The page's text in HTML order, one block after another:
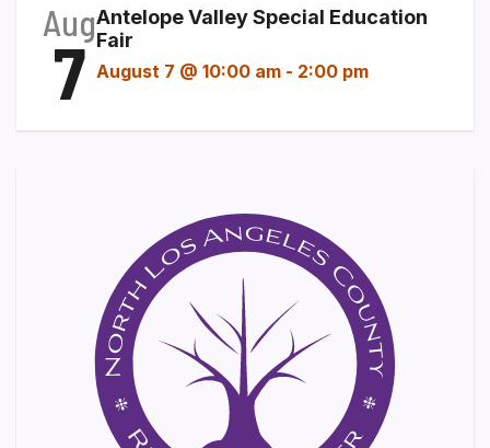
Aug
7
Antelope Valley Special Education
Fair
August 7 @ 10:00 am - 2:00 pm